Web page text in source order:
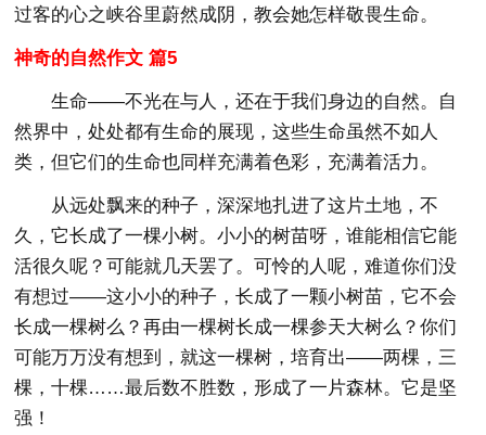
过客的心之峡谷里蔚然成阴，教会她怎样敬畏生命。
神奇的自然作文 篇5
生命——不光在与人，还在于我们身边的自然。自
然界中，处处都有生命的展现，这些生命虽然不如人
类，但它们的生命也同样充满着色彩，充满着活力。
从远处飘来的种子，深深地扎进了这片土地，不
久，它长成了一棵小树。小小的树苗呀，谁能相信它能
活很久呢？可能就几天罢了。可怜的人呢，难道你们没
有想过——这小小的种子，长成了一颗小树苗，它不会
长成一棵树么？再由一棵树长成一棵参天大树么？你们
可能万万没有想到，就这一棵树，培育出——两棵，三
棵，十棵……最后数不胜数，形成了一片森林。它是坚
强！